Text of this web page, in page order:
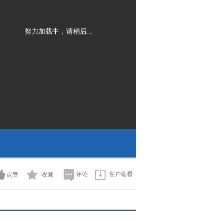
努力加载中，请稍后...
点赞 收藏 评论 客户端看